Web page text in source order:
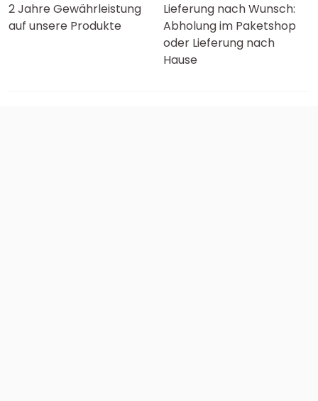
2 Jahre Gewährleistung
auf unsere Produkte
Lieferung nach Wunsch:
Abholung im Paketshop
oder Lieferung nach
Hause